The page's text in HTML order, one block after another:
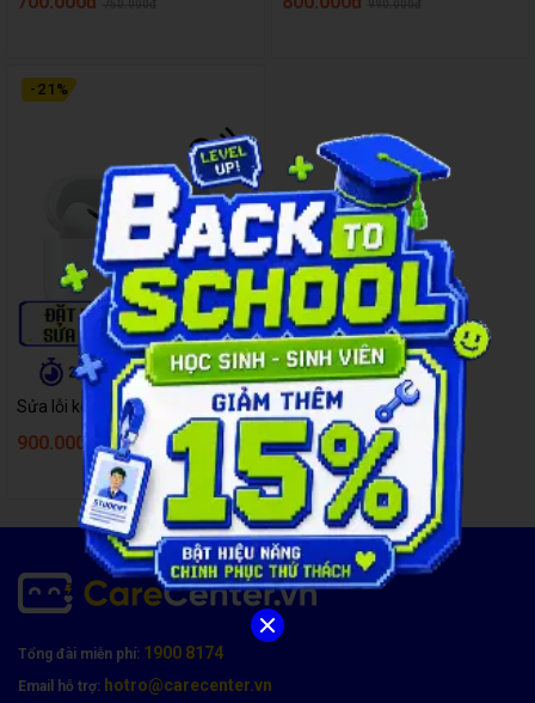
- 21 %
Sửa lỗi kết nối AirPods Pro 2
900.000đ 1.140.000đ
Tổng đài miễn phí: 1900 8174
Email hỗ trợ: hotro@carecenter.vn